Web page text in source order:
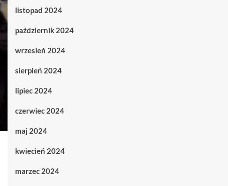
listopad 2024
październik 2024
wrzesień 2024
sierpień 2024
lipiec 2024
czerwiec 2024
maj 2024
kwiecień 2024
marzec 2024